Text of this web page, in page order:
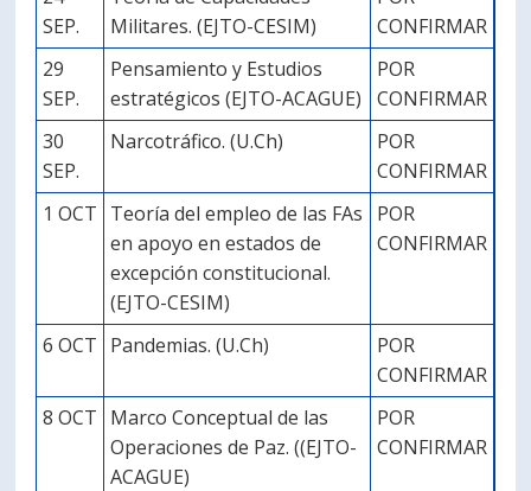
SEP.
Militares. (EJTO-CESIM)
CONFIRMAR
29
SEP.
Pensamiento y Estudios
estratégicos (EJTO-ACAGUE)
POR
CONFIRMAR
30
SEP.
Narcotráfico. (U.Ch)
POR
CONFIRMAR
1 OCT Teoría del empleo de las FAs
en apoyo en estados de
excepción constitucional.
(EJTO-CESIM)
POR
CONFIRMAR
6 OCT Pandemias. (U.Ch)
POR
CONFIRMAR
8 OCT Marco Conceptual de las
Operaciones de Paz. ((EJTO-
ACAGUE)
POR
CONFIRMAR